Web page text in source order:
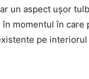
un aspect ușor
momentul în
pe